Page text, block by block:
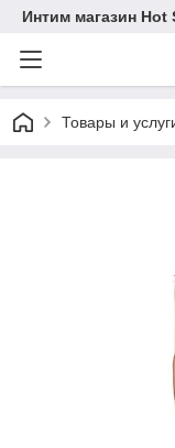
Интим магазин Hot
Товары и